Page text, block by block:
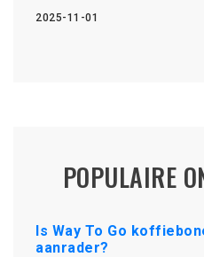
2025-11-01
POPULAIRE
Is Way To Go
aanrader?